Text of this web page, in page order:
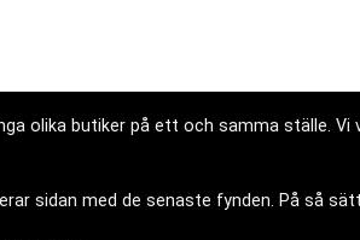
olika butiker på ett och samma ställe.
sidan med de senaste fynden. På så